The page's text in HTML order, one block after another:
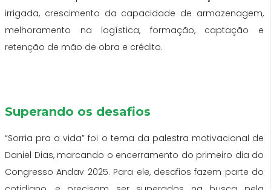
irrigada, crescimento da capacidade de armazenagem,
melhoramento na logística, formação, captação e
retenção de mão de obra e crédito.
Superando os desafios
“Sorria pra a vida” foi o tema da palestra motivacional de
Daniel Dias, marcando o encerramento do primeiro dia do
Congresso Andav 2025. Para ele, desafios fazem parte do